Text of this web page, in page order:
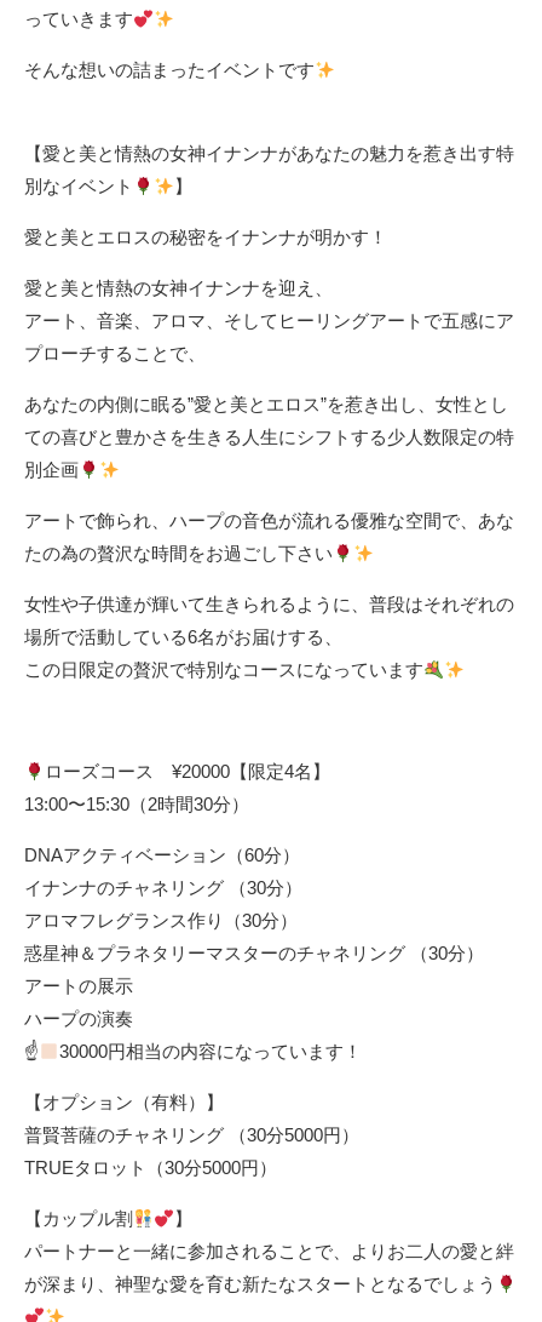
っていきます
そんな想いの詰まったイベントです
【愛と美と情熱の女神イナンナがあなたの魅力を惹き出す特
別なイベント
】
愛と美とエロスの秘密をイナンナが明かす！
愛と美と情熱の女神イナンナを迎え、
アート、音楽、アロマ、そしてヒーリングアートで五感にア
プローチすることで、
あなたの内側に眠る”愛と美とエロス”を惹き出し、女性とし
ての喜びと豊かさを生きる人生にシフトする少人数限定の特
別企画
アートで飾られ、ハープの音色が流れる優雅な空間で、あな
たの為の贅沢な時間をお過ごし下さい
女性や子供達が輝いて生きられるように、普段はそれぞれの
場所で活動している6名がお届けする、
この日限定の贅沢で特別なコースになっています
ローズコース ¥20000【限定4名】
13:00〜15:30（2時間30分）
DNAアクティベーション（60分）
イナンナのチャネリング （30分）
アロマフレグランス作り（30分）
惑星神＆プラネタリーマスターのチャネリング （30分）
アートの展示
ハープの演奏
☝
30000円相当の内容になっています！
【オプション（有料）】
普賢菩薩のチャネリング （30分5000円）
TRUEタロット（30分5000円）
【カップル割
】
パートナーと一緒に参加されることで、よりお二人の愛と絆
が深まり、神聖な愛を育む新たなスタートとなるでしょう